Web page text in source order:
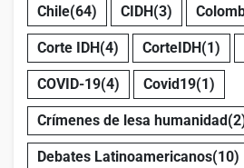
Chile(64) CIDH(3)
Corte IDH(4) CorteIDH(1)
COVID-19(4) Covid19(1)
Crímenes de lesa humanidad
Debates Latinoamericanos(10)